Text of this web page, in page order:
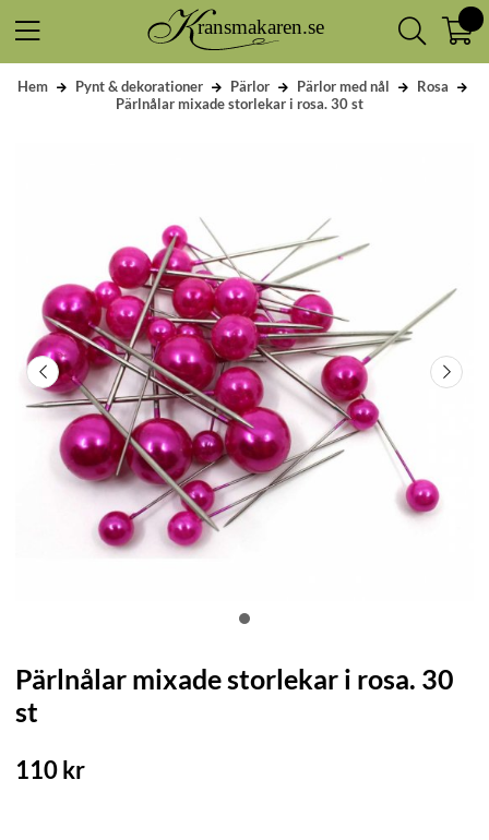
Hem Pynt & dekorationer Pärlor Pärlor med nål
Rosa
Pärlnålar mixade storlekar i rosa. 30 st
Pärlnålar mixade storlekar i rosa. 30
st
110kr